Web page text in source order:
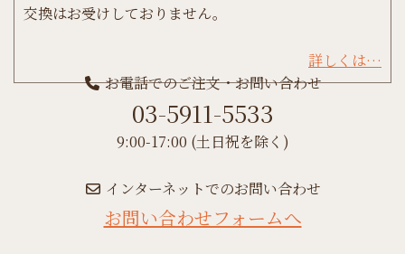
交換はお受けしておりません。
詳しくは…
お電話でのご注文・お問い合わせ
03-5911-5533
9:00-17:00 (土日祝を除く)
インターネットでのお問い合わせ
お問い合わせフォームへ